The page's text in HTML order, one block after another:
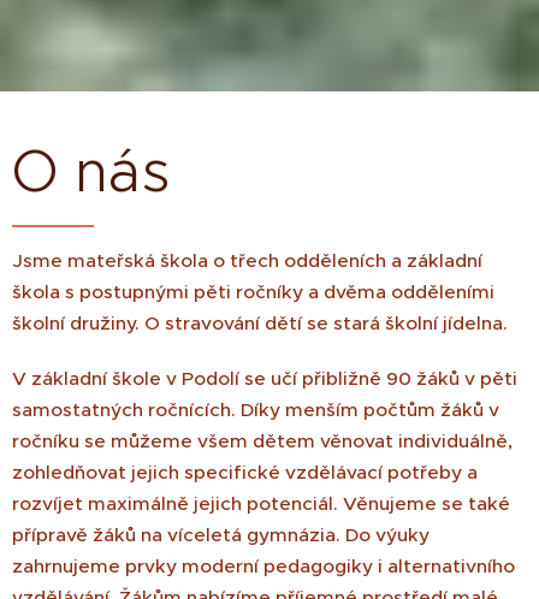
O nás
Jsme mateřská škola o třech odděleních a základní
škola s postupnými pěti ročníky a dvěma odděleními
školní družiny. O stravování dětí se stará školní jídelna.
V základní škole v Podolí se učí přibližně 90 žáků v pěti
samostatných ročnících. Díky menším počtům žáků v
ročníku se můžeme všem dětem věnovat individuálně,
zohledňovat jejich specifické vzdělávací potřeby a
rozvíjet maximálně jejich potenciál. Věnujeme se také
přípravě žáků na víceletá gymnázia. Do výuky
zahrnujeme prvky moderní pedagogiky i alternativního